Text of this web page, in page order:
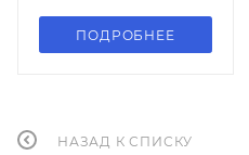
ПОДРОБНЕЕ
НАЗАД К СПИСКУ